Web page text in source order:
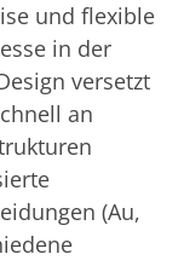
und flexible
in der
versetzt
an
(Au,